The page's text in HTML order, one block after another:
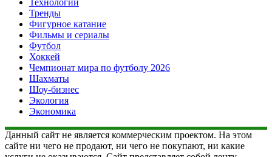
Тренды
Фигурное катание
Фильмы и сериалы
Футбол
Хоккей
Чемпионат мира по футболу 2026
Шахматы
Шоу-бизнес
Экология
Экономика
Данный сайт не является коммерческим проектом. На этом
сайте ни чего не продают, ни чего не покупают, ни какие